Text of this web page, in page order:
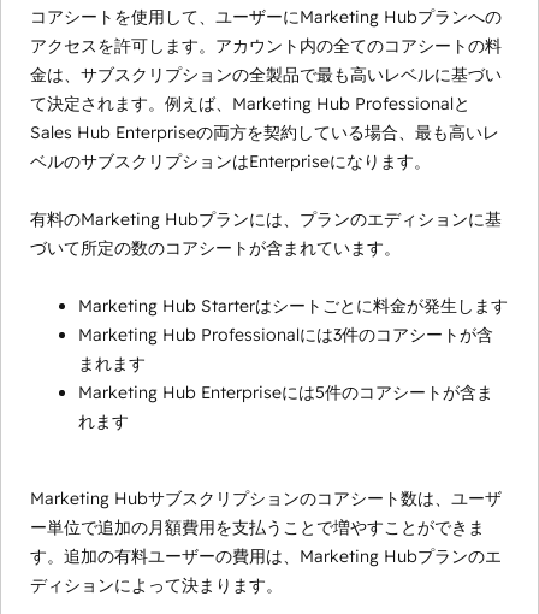
コアシートを使用して、ユーザーにMarketing Hubプランへの
アクセスを許可します。アカウント内の全てのコアシートの料
金は、サブスクリプションの全製品で最も高いレベルに基づい
て決定されます。例えば、Marketing Hub Professionalと
Sales Hub Enterpriseの両方を契約している場合、最も高いレ
ベルのサブスクリプションはEnterpriseになります。
有料のMarketing Hubプランには、プランのエディションに基
づいて所定の数のコアシートが含まれています。
Marketing Hub Starterはシートごとに料金が発生します
Marketing Hub Professionalには3件のコアシートが含
まれます
Marketing Hub Enterpriseには5件のコアシートが含ま
れます
Marketing Hubサブスクリプションのコアシート数は、ユーザ
ー単位で追加の月額費用を支払うことで増やすことができま
す。追加の有料ユーザーの費用は、Marketing Hubプランのエ
ディションによって決まります。